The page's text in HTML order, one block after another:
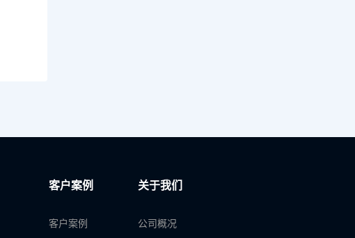
客户案例
客户案例
关于我们
公司概况